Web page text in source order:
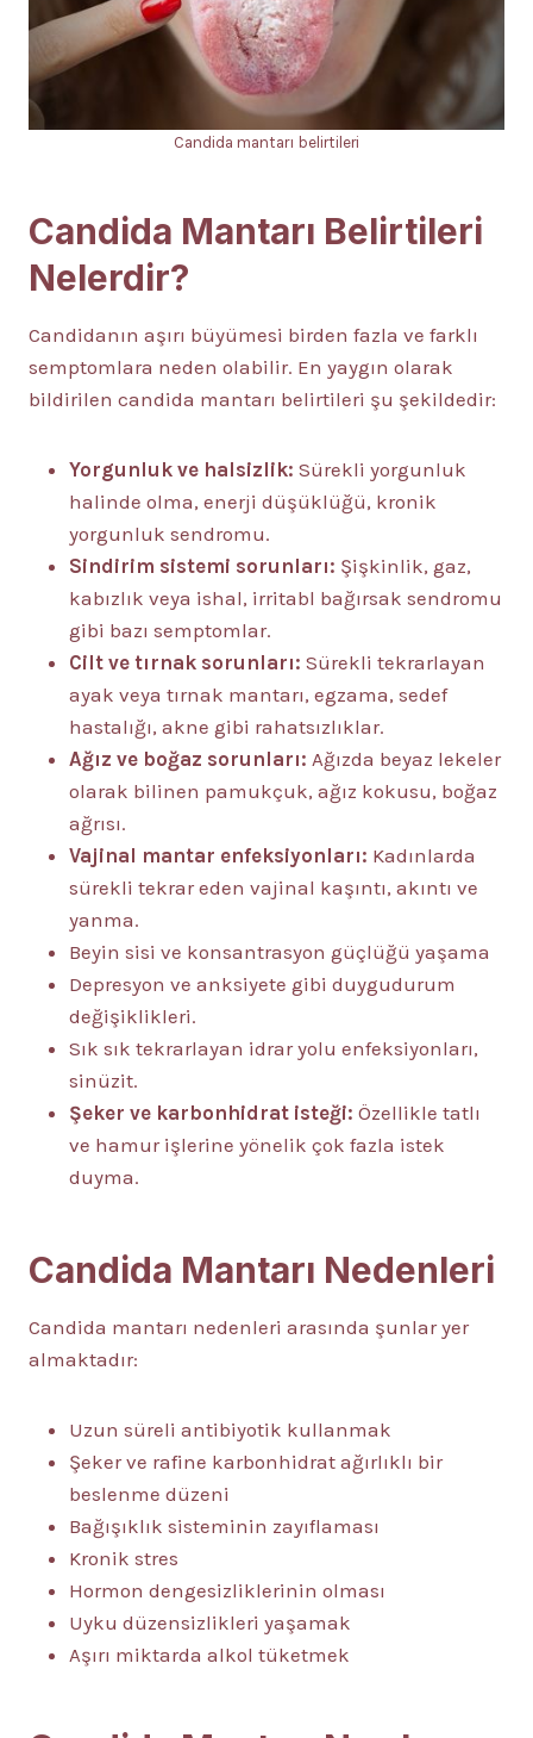
Candida mantarı belirtileri
Candida Mantarı Belirtileri
Nelerdir?
Candidanın aşırı büyümesi birden fazla ve farklı
semptomlara neden olabilir. En yaygın olarak
bildirilen candida mantarı belirtileri şu şekildedir:
Yorgunluk ve halsizlik: Sürekli yorgunluk
halinde olma, enerji düşüklüğü, kronik
yorgunluk sendromu.
Sindirim sistemi sorunları: Şişkinlik, gaz,
kabızlık veya ishal, irritabl bağırsak sendromu
gibi bazı semptomlar.
Cilt ve tırnak sorunları: Sürekli tekrarlayan
ayak veya tırnak mantarı, egzama, sedef
hastalığı, akne gibi rahatsızlıklar.
Ağız ve boğaz sorunları: Ağızda beyaz lekeler
olarak bilinen pamukçuk, ağız kokusu, boğaz
ağrısı.
Vajinal mantar enfeksiyonları: Kadınlarda
sürekli tekrar eden vajinal kaşıntı, akıntı ve
yanma.
Beyin sisi ve konsantrasyon güçlüğü yaşama
Depresyon ve anksiyete gibi duygudurum
değişiklikleri.
Sık sık tekrarlayan idrar yolu enfeksiyonları,
sinüzit.
Şeker ve karbonhidrat isteği: Özellikle tatlı
ve hamur işlerine yönelik çok fazla istek
duyma.
Candida Mantarı Nedenleri
Candida mantarı nedenleri arasında şunlar yer
almaktadır:
Uzun süreli antibiyotik kullanmak
Şeker ve rafine karbonhidrat ağırlıklı bir
beslenme düzeni
Bağışıklık sisteminin zayıflaması
Kronik stres
Hormon dengesizliklerinin olması
Uyku düzensizlikleri yaşamak
Aşırı miktarda alkol tüketmek